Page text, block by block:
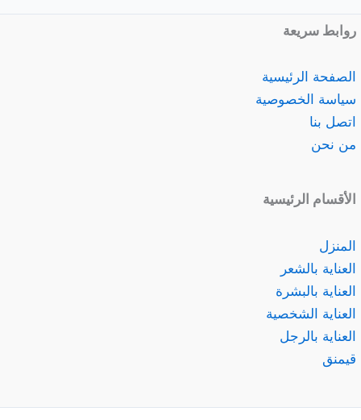
روابط سريعة
الصفحة الرئيسية
سياسة الخصوصية
اتصل بنا
من نحن
الأقسام الرئيسية
المنزل
العناية بالشعر
العناية بالبشرة
العناية الشخصية
العناية بالرجل
قيمنق